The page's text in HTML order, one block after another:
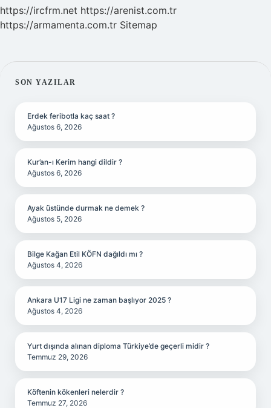
https://ircfrm.net https://arenist.com.tr
https://armamenta.com.tr Sitemap
SIDEBAR
SON YAZILAR
Erdek feribotla kaç saat ?
Ağustos 6, 2026
Kur’an-ı Kerim hangi dildir ?
Ağustos 6, 2026
Ayak üstünde durmak ne demek ?
Ağustos 5, 2026
Bilge Kağan Etil KÖFN dağıldı mı ?
Ağustos 4, 2026
Ankara U17 Ligi ne zaman başlıyor 2025 ?
Ağustos 4, 2026
Yurt dışında alınan diploma Türkiye’de geçerli midir ?
Temmuz 29, 2026
Köftenin kökenleri nelerdir ?
Temmuz 27, 2026